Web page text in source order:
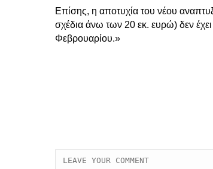
Επίσης, η αποτυχία του νέου
σχέδια άνω των 20 εκ. ευρώ) δεν
Φεβρουαρίου.»